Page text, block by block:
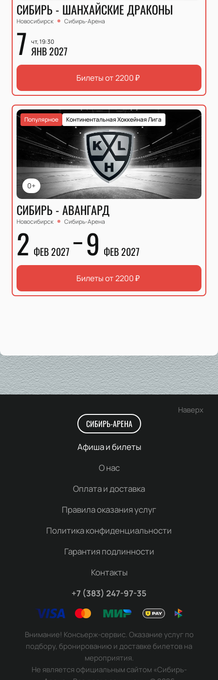
СИБИРЬ - ШАНХАЙСКИЕ ДРАКОНЫ
Новосибирск Сибирь-Арена
7 чт, 19:30
ЯНВ 2027
Билеты от2200₽
0+
Континентальная Хоккейная Лига
Популярное
СИБИРЬ - АВАНГАРД
Новосибирск Сибирь-Арена
2 ФЕВ 2027 9 ФЕВ 2027
Билеты от2200₽
Наверх
СИБИРЬ-АРЕНА
Афиша и билеты
О нас
Оплата и доставка
Правила оказания услуг
Политика конфиденциальности
Гарантия подлинности
Контакты
+7 (383) 247-97-35
Внимание! Консьерж-сервис. Оказание услуг по
подбору, бронированию и доставке билетов на
мероприятия.
Не является официальным сайтом «Сибирь-